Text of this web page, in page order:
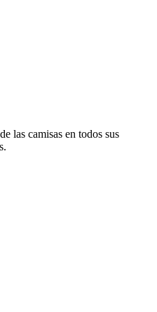
las camisas en todos sus